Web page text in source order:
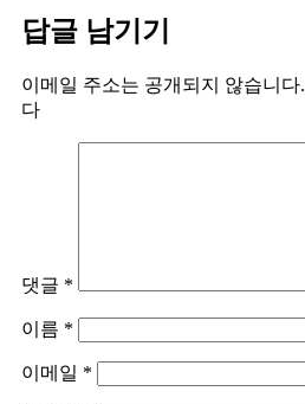
답글 남기기
이메일 주소는 공개되지 않습니다.
다
댓글 *
이름 *
이메일 *